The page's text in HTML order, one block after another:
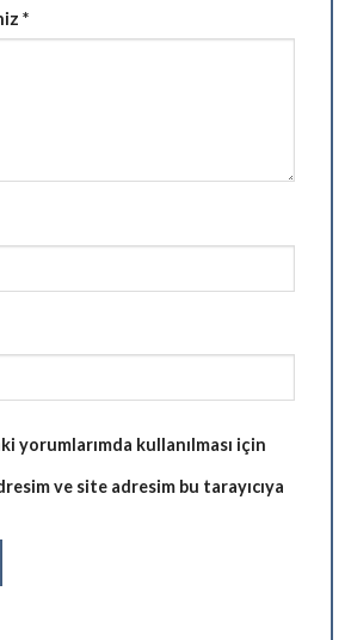
*
yorumlarımda kullanılması için
ve site adresim bu tarayıcıya